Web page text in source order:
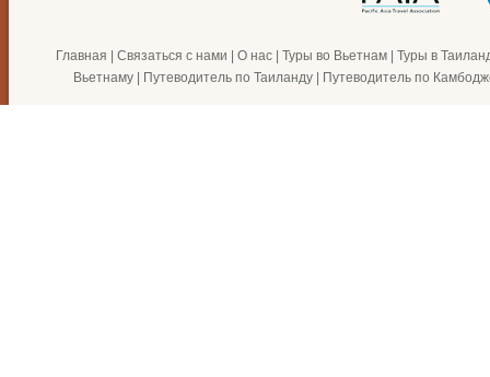
Главная Связаться с нами О нас Туры во Вьетнам
Туры в
Вьетнаму
Путеводитель по Таиланду Путеводитель по